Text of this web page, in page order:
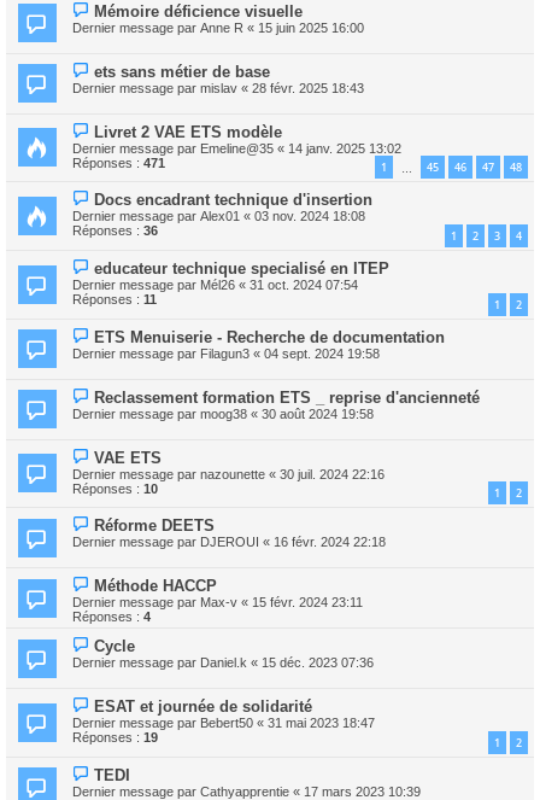
Mémoire déficience visuelle
Dernier message par Anne R « 15 juin 2025 16:00
ets sans métier de base
Dernier message par mislav « 28 févr. 2025 18:43
Livret 2 VAE ETS modèle
Dernier message par Emeline@35 « 14 janv. 2025 13:02
Réponses : 471 1 45 46 47 48
Docs encadrant technique d'insertion
Dernier message par Alex01 « 03 nov. 2024 18:08
Réponses : 36 1 2 3 4
educateur technique specialisé en ITEP
Dernier message par Mél26 « 31 oct. 2024 07:54
Réponses : 11 1 2
ETS Menuiserie - Recherche de documentation
Dernier message par Filagun3 « 04 sept. 2024 19:58
Reclassement formation ETS _ reprise d'ancienneté
Dernier message par moog38 « 30 août 2024 19:58
VAE ETS
Dernier message par nazounette « 30 juil. 2024 22:16
Réponses : 10 1 2
Réforme DEETS
Dernier message par DJEROUI « 16 févr. 2024 22:18
Méthode HACCP
Dernier message par Max-v « 15 févr. 2024 23:11
Réponses : 4
Cycle
Dernier message par Daniel.k « 15 déc. 2023 07:36
ESAT et journée de solidarité
Dernier message par Bebert50 « 31 mai 2023 18:47
Réponses : 19 1 2
TEDI
Dernier message par Cathyapprentie « 17 mars 2023 10:39